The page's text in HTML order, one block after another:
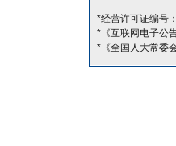
*经营许可证编号
*《互联网电子公
*《全国人大常委